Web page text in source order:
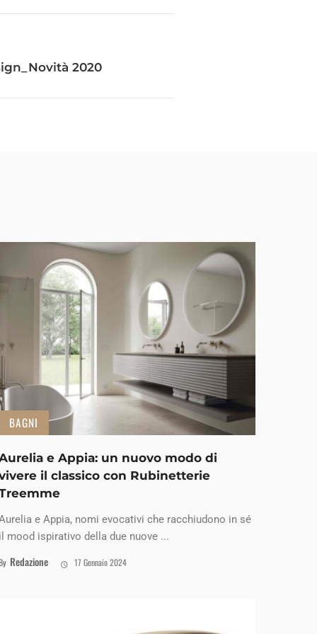
2020
BAGNI
e Appia: un nuovo modo di
il classico con Rubinetterie
e Appia, nomi evocativi che racchiudono in sé
il mood ispirativo della due nuove ...
Redazione 17 Gennaio 2024